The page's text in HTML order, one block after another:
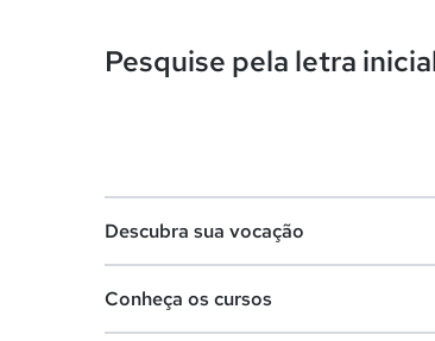
Pesquise pela letra
Descubra sua vocação
Conheça os cursos